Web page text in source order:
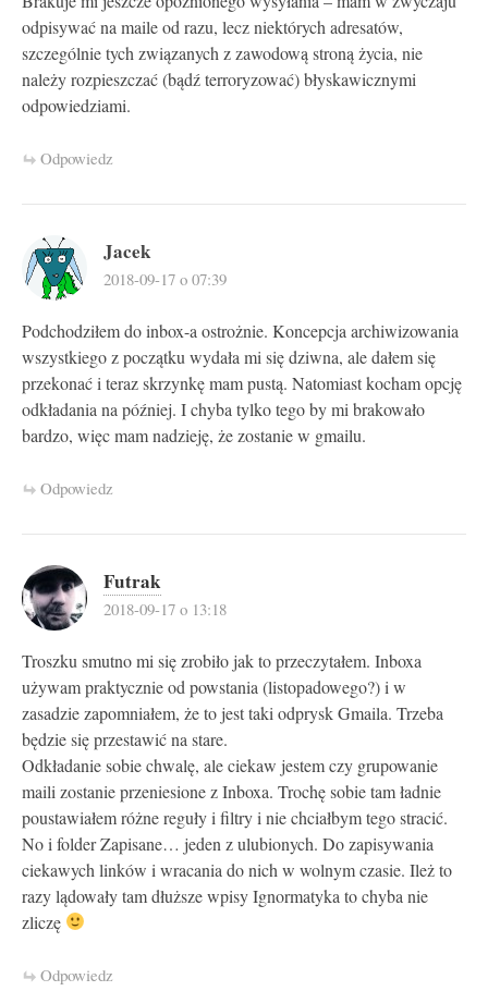
odpisywać na maile od razu, lecz niektórych adresatów,
szczególnie tych związanych z zawodową stroną życia, nie
należy rozpieszczać (bądź terroryzować) błyskawicznymi
odpowiedziami.
Odpowiedz
Jacek
2018-09-17 o 07:39
Podchodziłem do inbox-a ostrożnie. Koncepcja archiwizowania
wszystkiego z początku wydała mi się dziwna, ale dałem się
przekonać i teraz skrzynkę mam pustą. Natomiast kocham opcję
odkładania na później. I chyba tylko tego by mi brakowało
bardzo, więc mam nadzieję, że zostanie w gmailu.
Odpowiedz
Futrak
2018-09-17 o 13:18
Troszku smutno mi się zrobiło jak to przeczytałem. Inboxa
używam praktycznie od powstania (listopadowego?) i w
zasadzie zapomniałem, że to jest taki odprysk Gmaila. Trzeba
będzie się przestawić na stare.
Odkładanie sobie chwalę, ale ciekaw jestem czy grupowanie
maili zostanie przeniesione z Inboxa. Trochę sobie tam ładnie
poustawiałem różne reguły i filtry i nie chciałbym tego stracić.
No i folder Zapisane… jeden z ulubionych. Do zapisywania
ciekawych linków i wracania do nich w wolnym czasie. Ileż to
razy lądowały tam dłuższe wpisy Ignormatyka to chyba nie
zliczę
Odpowiedz